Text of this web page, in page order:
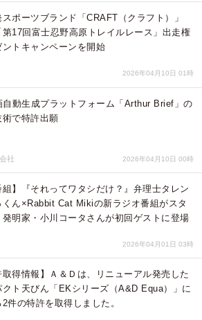
ポーツブランド「CRAFT（クラフト）」
第17回富士忍野高原トレイルレース」出走権
ントキャンペーンを開始
2026年04月10日 01時
自動生成プラットフォーム「Arthur Brief」の
術で特許出願
社 2026年04月10日 00時
組】『それってワタシだけ？』弁理士タレン
くん×Rabbit Cat Mikiの新ラジオ番組がスタ
明家・小川コータさんが初回ゲストに登場
2026年04月01日 03時
取得情報】Ａ＆Ｄは、リニューアル発売した
クト天びん「EKシリーズ（A&D Equa）」に
件の特許を取得しました。